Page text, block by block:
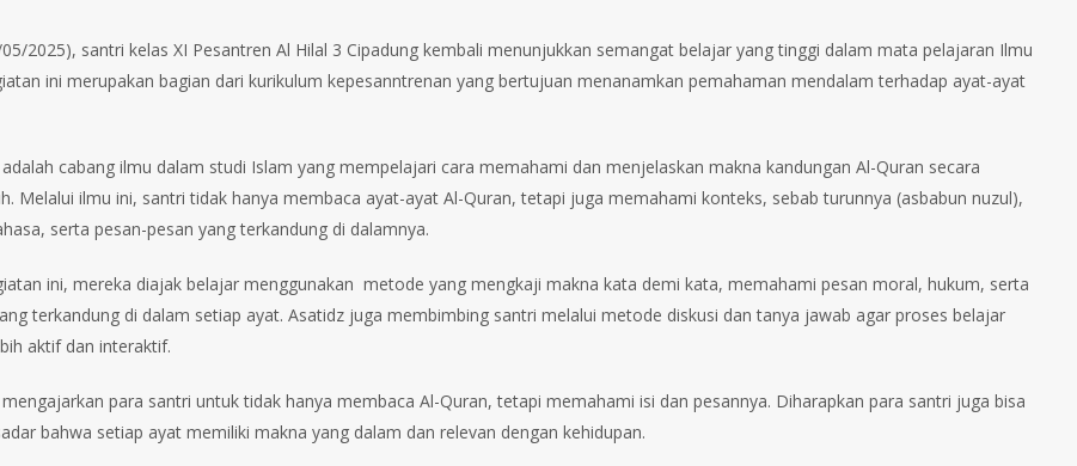
05/2025), santri kelas XI Pesantren Al Hilal 3 Cipadung kembali menunjukkan semangat belajar yang tinggi dalam mata pelajaran Ilmu
ini merupakan bagian dari kurikulum kepesanntrenan yang bertujuan menanamkan pemahaman mendalam terhadap ayat-ayat
cabang ilmu dalam studi Islam yang mempelajari cara memahami dan menjelaskan makna kandungan Al-Quran secara
Melalui ilmu ini, santri tidak hanya membaca ayat-ayat Al-Quran, tetapi juga memahami konteks, sebab turunnya (asbabun nuzul),
serta pesan-pesan yang terkandung di dalamnya.
ini, mereka diajak belajar menggunakan metode yang mengkaji makna kata demi kata, memahami pesan moral, hukum, serta
terkandung di dalam setiap ayat. Asatidz juga membimbing santri melalui metode diskusi dan tanya jawab agar proses belajar
aktif dan interaktif.
para santri untuk tidak hanya membaca Al-Quran, tetapi memahami isi dan pesannya. Diharapkan para santri juga bisa
bahwa setiap ayat memiliki makna yang dalam dan relevan dengan kehidupan.